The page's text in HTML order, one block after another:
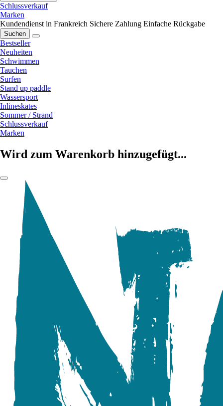
Schlussverkauf
Marken
Kundendienst in Frankreich Sichere Zahlung Einfache Rückgabe
Suchen
Bestseller
Neuheiten
Schwimmen
Tauchen
Surfen
Stand up paddle
Wassersport
Inlineskates
Sommer / Strand
Schlussverkauf
Marken
Wird zum Warenkorb hinzugefügt...